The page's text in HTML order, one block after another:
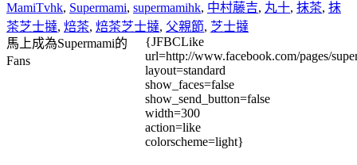
MamiTvhk, Supermami, supermamihk, 中村藤吉, 丸十, 抹茶, 抹
茶芝士撻, 焙茶, 焙茶芝士撻, 父親節, 芝士撻
馬上成為Supermami的
Fans
{JFBCLike
url=http://www.facebook.com/pages/
layout=standard
show_faces=false
show_send_button=false
width=300
action=like
colorscheme=light}